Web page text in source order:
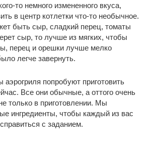
то немного измененного вкуса,
в центр котлетки что-то необычное.
быть сыр, сладкий перец, томаты
сыр, то лучше из мягких, чтобы
перец и орешки лучше мелко
легче завернуть.
попробуют приготовить
Все они обычные, а оттого очень
только в приготовлении. Мы
ингредиенты, чтобы каждый из вас
с заданием.